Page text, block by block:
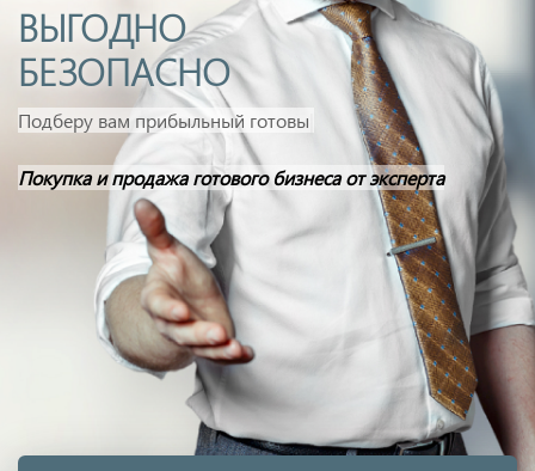
ВЫГОДНО
БЕЗОПАСНО
Подберу вам прибыльный готовый бизнес|
Покупка и продажа готового бизнеса от эксперта